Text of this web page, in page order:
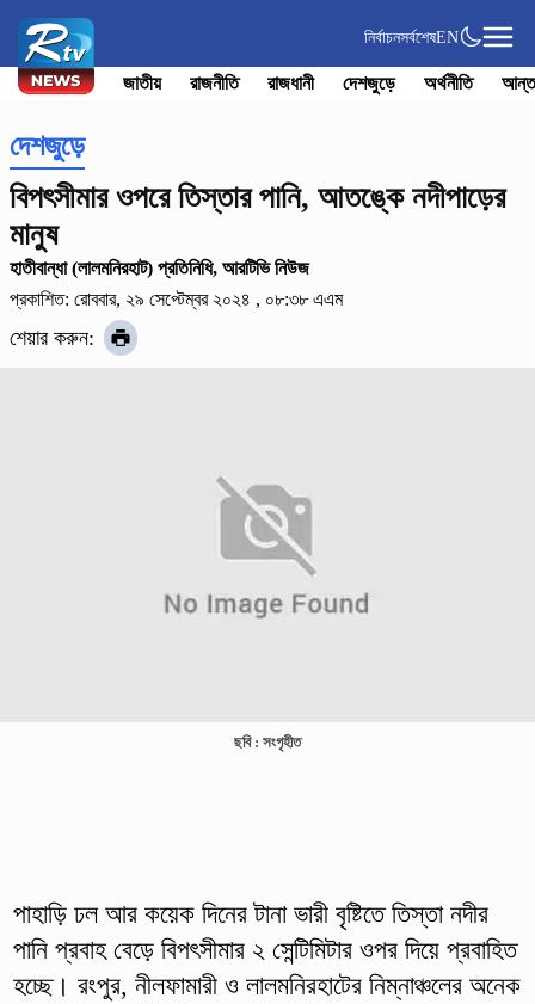
নির্বাচনসর্বশেষEN
জাতীয় রাজনীতি রাজধানী দেশজুড়ে অর্থনীতি
দেশজুড়ে
বিপৎসীমার ওপরে তিস্তার পানি, আতঙ্কে নদীপাড়ের
মানুষ
হাতীবান্ধা (লালমনিরহাট) প্রতিনিধি, আরটিভি নিউজ
প্রকাশিত: রোববার, ২৯ সেপ্টেম্বর ২০২৪ , ০৮:৩৮ এএম
শেয়ার করুন:
ছবি : সংগৃহীত
পাহাড়ি ঢল আর কয়েক দিনের টানা ভারী বৃষ্টিতে তিস্তা নদীর
পানি প্রবাহ বেড়ে বিপৎসীমার ২ সেন্টিমিটার ওপর দিয়ে প্রবাহিত
হচ্ছে। রংপুর, নীলফামারী ও লালমনিরহাটের নিম্নাঞ্চলের অনেক